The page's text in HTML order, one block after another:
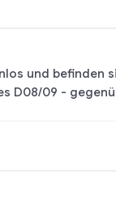
und befinden
D08/09 -